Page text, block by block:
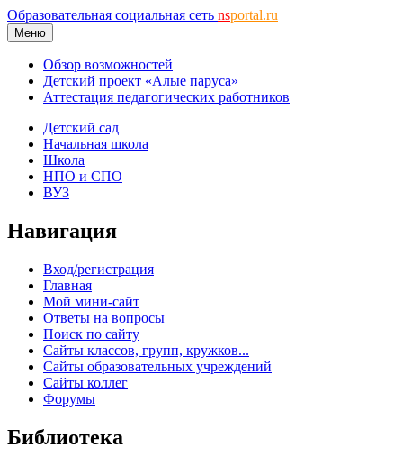
Образовательная социальная сеть nsportal.ru
Меню
Обзор возможностей
Детский проект «Алые паруса»
Аттестация педагогических работников
Детский сад
Начальная школа
Школа
НПО и СПО
ВУЗ
Навигация
Вход/регистрация
Главная
Мой мини-сайт
Ответы на вопросы
Поиск по сайту
Сайты классов, групп, кружков...
Сайты образовательных учреждений
Сайты коллег
Форумы
Библиотека